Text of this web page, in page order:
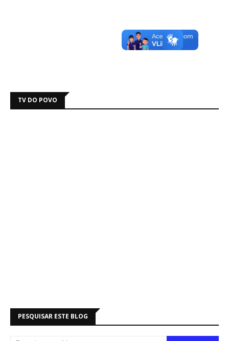
TV DO POVO
PESQUISAR ESTE BLOG